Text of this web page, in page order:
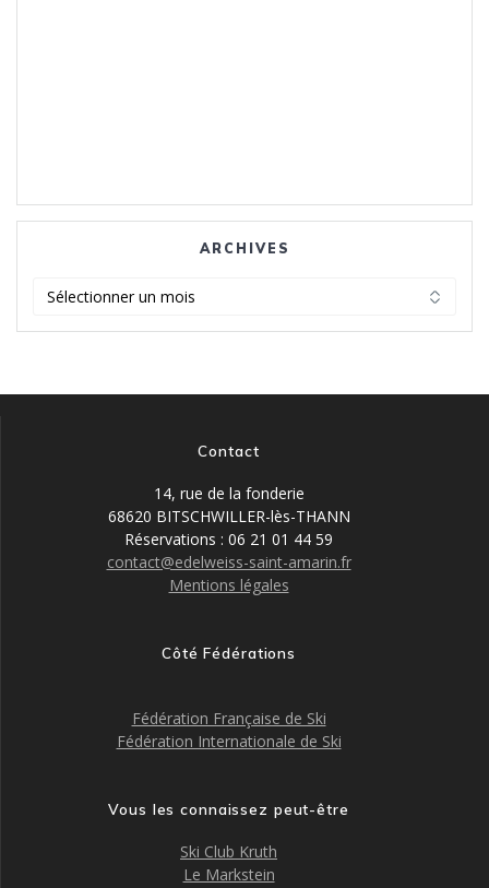
ARCHIVES
Contact
14, rue de la fonderie
68620 BITSCHWILLER-lès-THANN
Réservations : 06 21 01 44 59
contact@edelweiss-saint-amarin.fr
Mentions légales
Côté Fédérations
Fédération Française de Ski
Fédération Internationale de Ski
Vous les connaissez peut-être
Ski Club Kruth
Le Markstein